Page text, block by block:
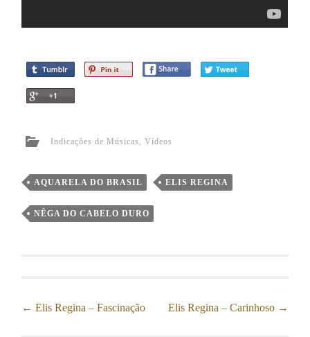
Indicações de Músicas ,Vídeos
AQUARELA DO BRASIL ELIS REGINA
NÊGA DO CABELO DURO
Post navigation
← Elis Regina – Fascinação Elis Regina – Carinhoso →